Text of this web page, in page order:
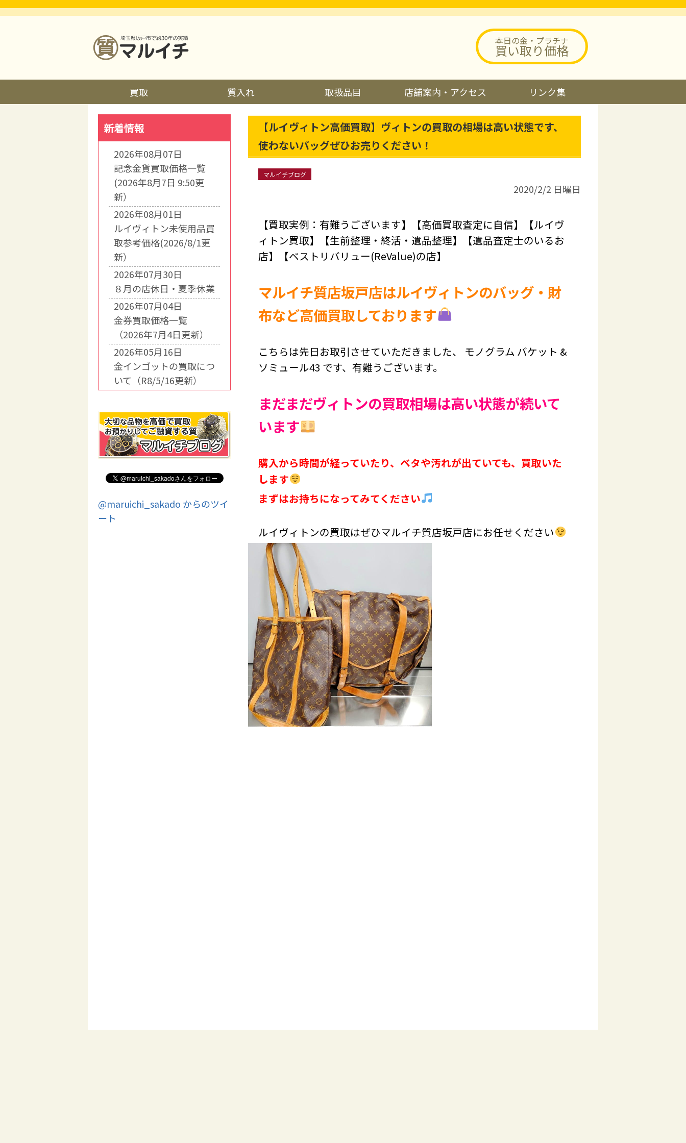
本日の金・プラチナ
買い取り価格
買取 質入れ 取扱品目 店舗案内・アクセス リンク集
【ルイヴィトン高価買取】ヴィトンの買取の相場は高い状態です、
使わないバッグぜひお売りください！
マルイチブログ
2020/2/2 日曜日
【買取実例：有難うございます】【高価買取査定に自信】【ルイヴ
ィトン買取】【生前整理・終活・遺品整理】【遺品査定士のいるお
店】【ベストリバリュー(ReValue)の店】
マルイチ質店坂戸店はルイヴィトンのバッグ・財
布など高価買取しております
こちらは先日お取引させていただきました、 モノグラム バケット &
ソミュール43 です、有難うございます。
まだまだヴィトンの買取相場は高い状態が続いて
います
購入から時間が経っていたり、ベタや汚れが出ていても、買取いた
します
まずはお持ちになってみてください
ルイヴィトンの買取はぜひマルイチ質店坂戸店にお任せください
新着情報
2026年08月07日
記念金貨買取価格一覧
(2026年8月7日 9:50更
新）
2026年08月01日
ルイヴィトン未使用品買
取参考価格(2026/8/1更
新）
2026年07月30日
８月の店休日・夏季休業
2026年07月04日
金券買取価格一覧
（2026年7月4日更新）
2026年05月16日
金インゴットの買取につ
いて（R8/5/16更新）
@maruichi_sakado からのツイ
ート